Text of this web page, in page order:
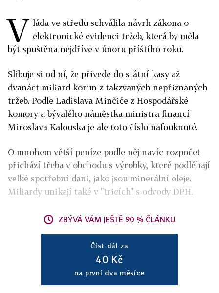
V láda ve středu schválila návrh zákona o
elektronické evidenci tržeb, která by měla
být spuštěna nejdříve v únoru příštího roku.
Slibuje si od ní, že přivede do státní kasy až
dvanáct miliard korun z takzvaných nepřiznaných
tržeb. Podle Ladislava Minčiče z Hospodářské
komory a bývalého náměstka ministra financí
Miroslava Kalouska je ale toto číslo nafouknuté.
O mnohem větší peníze podle něj navíc rozpočet
přichází třeba v obchodu s výrobky, které podléhají
velké spotřební dani, jako jsou minerální oleje.
Miliardy unikají také v "tricích" s odvody DPH.
ZBÝVÁ VÁM JEŠTĚ 90 % ČLÁNKU
Číst dál za
40 Kč
na první dva měsíce